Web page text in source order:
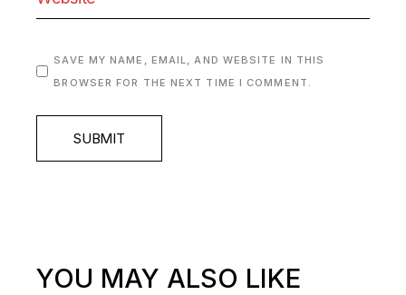
SAVE MY NAME, EMAIL, AND WEBSITE IN THIS
BROWSER FOR THE NEXT TIME I COMMENT.
SUBMIT
YOU MAY ALSO LIKE